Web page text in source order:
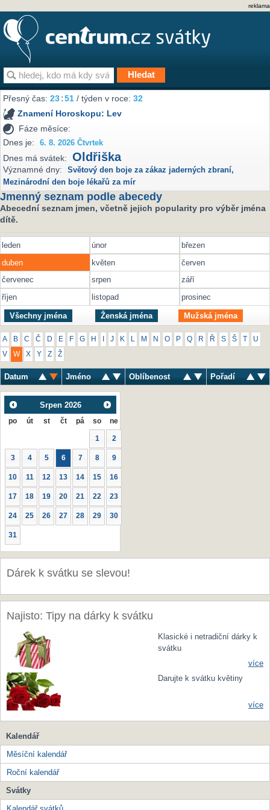
reklama
Přesný čas:23:51 / týden v roce:32
Znamení Horoskopu: Lev
Fáze měsíce:
Dnes je:
6. 8. 2026 Čtvrtek
Dnes má svátek: Oldřiška
Významné dny: Světový den boje za zákaz jaderných zbraní,
Mezinárodní den boje lékařů za mír
Jmenný seznam podle abecedy
Abecední seznam jmen, včetně jejich popularity pro výběr jména
dítě.
leden únor
březen
duben
květen
červen
červenec
srpen
září
říjen
listopad prosinec
Všechny jména Ženská jména Mužská jména
A B C Č D E F G H J K M N O P Q R Ř S Š U
V W X Y Z Ž
Datum Jméno Oblíbenost Pořadí
Srpen 2026
po út st čt pá so ne
1 2
3 4 5 6 7 8 9
10 11 12 13 14 15 16
17 18 19 20 21 22 23
24 25 26 27 28 29 30
31
Dárek k svátku se slevou!
Najisto: Tipy na dárky k svátku
Klasické i netradiční dárky k
svátku
více
Darujte k svátku květiny
více
Kalendář
Měsíční kalendář
Roční kalendář
Svátky